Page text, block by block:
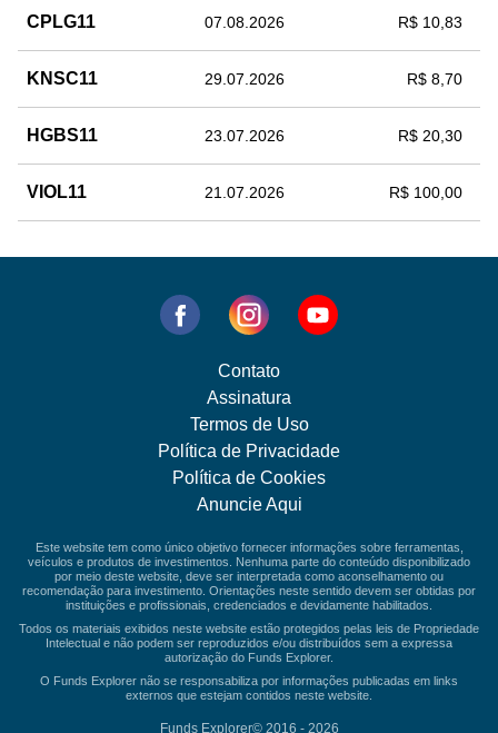
CPLG11 07.08.2026 R$ 10,83
KNSC11 29.07.2026 R$ 8,70
HGBS11 23.07.2026 R$ 20,30
VIOL11 21.07.2026 R$ 100,00
Contato
Assinatura
Termos de Uso
Política de Privacidade
Política de Cookies
Anuncie Aqui
Este website tem como único objetivo fornecer informações sobre ferramentas,
veículos e produtos de investimentos. Nenhuma parte do conteúdo disponibilizado
por meio deste website, deve ser interpretada como aconselhamento ou
recomendação para investimento. Orientações neste sentido devem ser obtidas por
instituições e profissionais, credenciados e devidamente habilitados.
Todos os materiais exibidos neste website estão protegidos pelas leis de Propriedade
Intelectual e não podem ser reproduzidos e/ou distribuídos sem a expressa
autorização do Funds Explorer.
O Funds Explorer não se responsabiliza por informações publicadas em links
externos que estejam contidos neste website.
Funds Explorer© 2016 - 2026